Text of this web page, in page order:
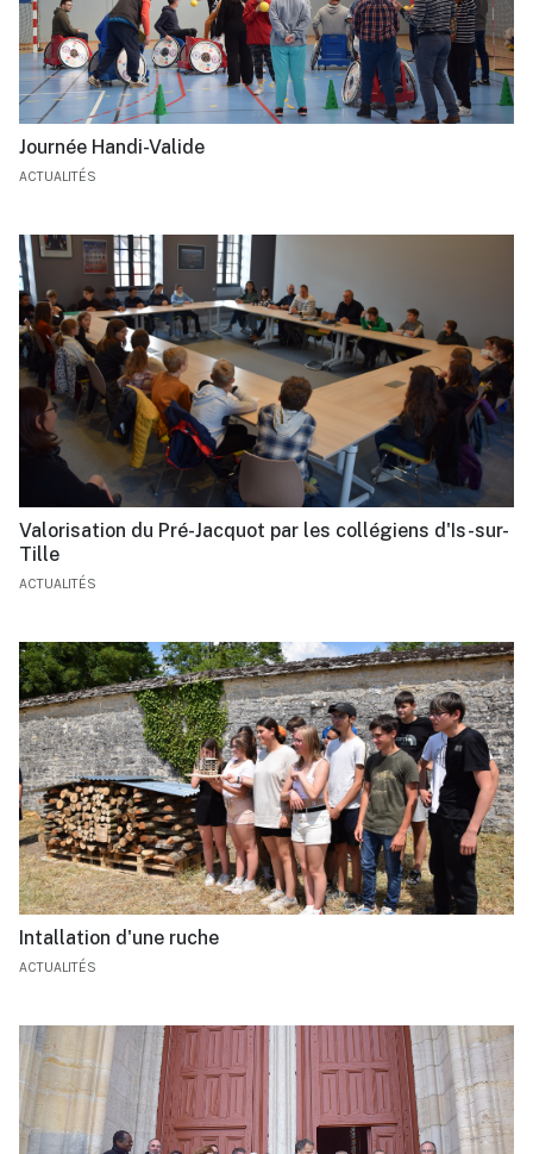
Journée Handi-Valide
ACTUALITÉS
Valorisation du Pré-Jacquot par les collégiens d'Is-sur-
Tille
ACTUALITÉS
Intallation d'une ruche
ACTUALITÉS